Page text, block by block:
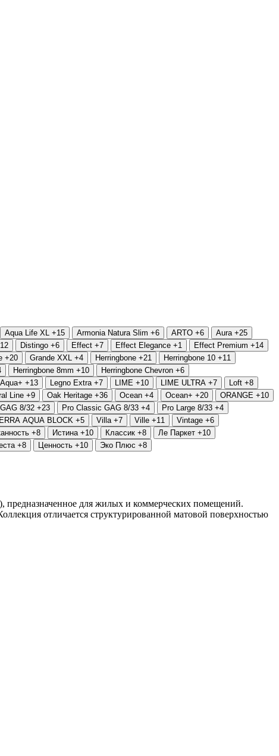
Aqua Life XL +15 Armonia Natura Slim +6 ARTO +6 Aura +25
Distingo +6 Effect +7 Effect Elegance +1 Effect Premium +14
+20 Grande XXL +4 Herringbone +21 Herringbone 10 +11
Herringbone 8mm +10 Herringbone Chevron +6
+13 Legno Extra +7 LIME +10 LIME ULTRA +7 Loft +8
Line +9 Oak Heritage +36 Ocean +4 Ocean+ +20 ORANGE +10
8/32 +23 Pro Classic GAG 8/33 +4 Pro Large 8/33 +4
AQUA BLOCK +5 Villa +7 Ville +11 Vintage +6
+8 Истина +10 Классик +8 Ле Паркет +10
+8 Ценность +10 Эко Плюс +8
предназначенное для жилых и коммерческих помещений.
отличается структурированной матовой поверхностью